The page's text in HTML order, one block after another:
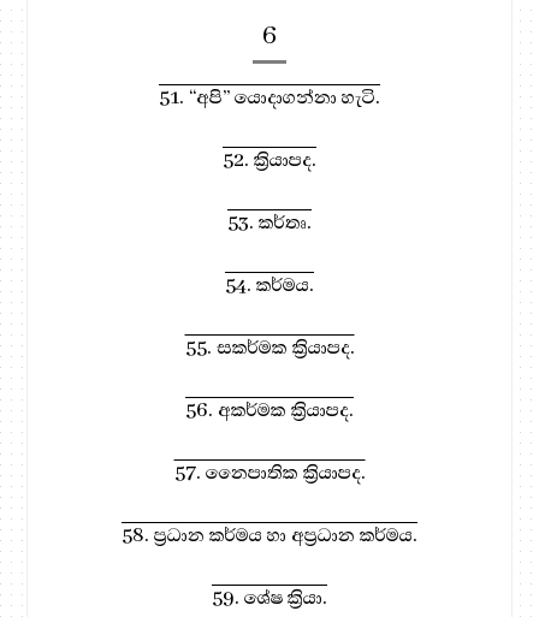
6
51. “අපි” යොදාගන්නා හැටි.
52. ක්‍රියාපද.
53. කර්තෘ.
54. කර්මය.
55. සකර්මක ක්‍රියාපද.
56. අකර්මක ක්‍රියාපද.
57. නෛපාතික ක්‍රියාපද.
58. ප්‍රධාන කර්මය හා අප්‍රධාන කර්මය.
59. ශේෂ ක්‍රියා.